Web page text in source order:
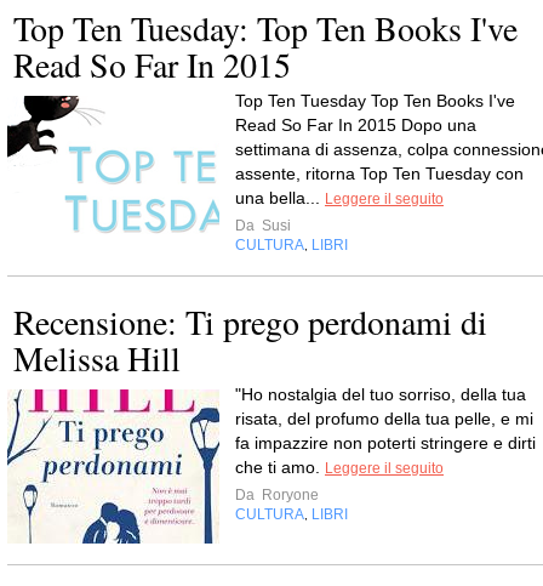
Top Ten Tuesday: Top Ten Books I've
Read So Far In 2015
Top Ten Tuesday Top Ten Books I've
Read So Far In 2015 Dopo una
settimana di assenza, colpa
assente, ritorna Top Ten Tuesday con
una bella...
Leggere il seguito
Da Susi
CULTURA LIBRI
Recensione: Ti prego perdonami di
Melissa Hill
"Ho nostalgia del tuo sorriso, della tua
risata, del profumo della tua pelle, e mi
fa impazzire non poterti stringere e dirti
che ti amo.
Leggere il seguito
Da Roryone
CULTURA LIBRI